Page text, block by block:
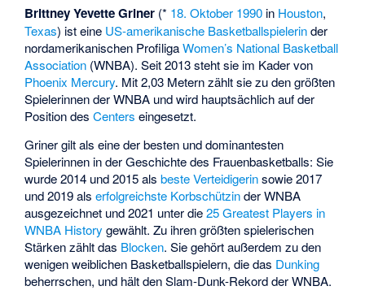
Brittney Yevette Griner (* 18. Oktober 1990 in Houston,
Texas) ist eine US-amerikanische Basketballspielerinder
nordamerikanischen ProfiligaWomen’s National Basketball
Association (WNBA). Seit 2013 steht sie im Kader von
Phoenix Mercury. Mit 2,03 Metern zählt sie zu den größten
Spielerinnen der WNBA und wird hauptsächlich auf der
Position desCenters eingesetzt.
Griner gilt als eine der besten und dominantesten
Spielerinnen in derGeschichte des Frauenbasketballs: Sie
wurde 2014 und 2015 alsbeste Verteidigerinsowie 2017
und 2019 alserfolgreichste Korbschützinder WNBA
ausgezeichnet und 2021 unter die25 Greatest Players in
WNBA History gewählt. Zu ihren größten spielerischen
Stärken zählt das Blocken. Sie gehört außerdem zu den
wenigen weiblichen Basketballspielern, die das Dunking
beherrschen, und hält den Slam-Dunk-Rekord der WNBA.